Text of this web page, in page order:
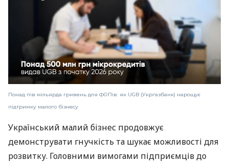
Понад пів мільярда гривень для ФОПів: як UGB (Укргазбанк) нарощує
підтримку малого бізнесу
Український малий бізнес продовжує
демонструвати гнучкість та шукає можливості для
розвитку. Головними вимогами підприємців до